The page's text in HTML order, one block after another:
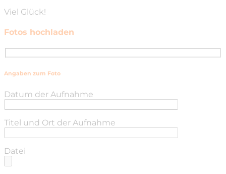
Viel Glück!
Fotos hochladen
Angaben zum Foto
Datum der Aufnahme
Titel und Ort der Aufnahme
Datei